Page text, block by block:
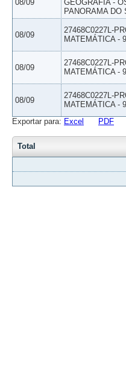
08/09
GEOGRAFIA -
PANORAMA DO
08/09
27468C0227L-
MATEMÁTICA -
08/09
27468C0227L-
MATEMÁTICA -
08/09
27468C0227L-
MATEMÁTICA -
Exportar para: Excel PDF
Total